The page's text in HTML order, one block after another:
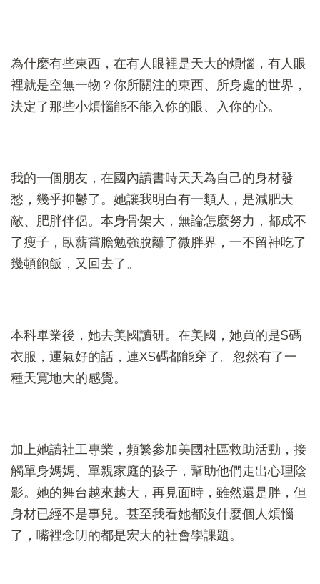
為什麼有些東西，在有人眼裡是天大的煩惱，有人眼
裡就是空無一物？你所關注的東西、所身處的世界，
決定了那些小煩惱能不能入你的眼、入你的心。
我的一個朋友，在國內讀書時天天為自己的身材發
愁，幾乎抑鬱了。她讓我明白有一類人，是減肥天
敵、肥胖伴侶。本身骨架大，無論怎麼努力，都成不
了瘦子，臥薪嘗膽勉強脫離了微胖界，一不留神吃了
幾頓飽飯，又回去了。
本科畢業後，她去美國讀研。在美國，她買的是S碼
衣服，運氣好的話，連XS碼都能穿了。忽然有了一
種天寬地大的感覺。
加上她讀社工專業，頻繁參加美國社區救助活動，接
觸單身媽媽、單親家庭的孩子，幫助他們走出心理陰
影。她的舞台越來越大，再見面時，雖然還是胖，但
身材已經不是事兒。甚至我看她都沒什麼個人煩惱
了，嘴裡念叨的都是宏大的社會學課題。